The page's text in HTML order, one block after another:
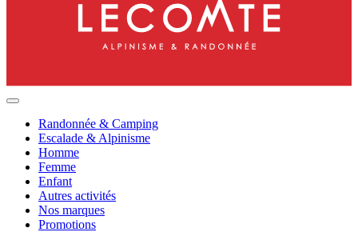
Randonnée & Camping
Escalade & Alpinisme
Homme
Femme
Enfant
Autres activités
Nos marques
Promotions